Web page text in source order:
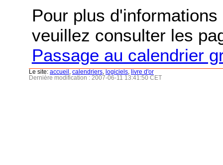
Pour plus
veuillez consulter les
Passage au calendrier
Le site: accueil calendriers logiciels
livre d'or
Dernière modification : 2007-06-11 13:41:50 CET